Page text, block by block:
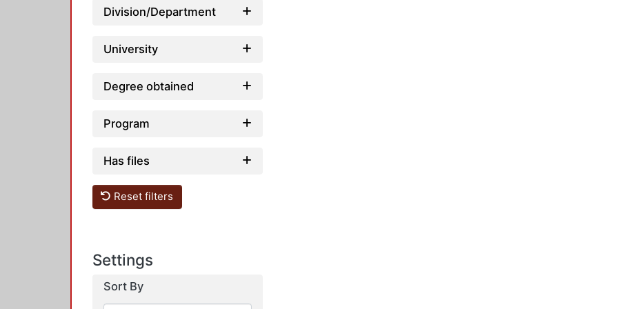
Division/Department
University
Degree obtained
Program
Has files
Reset filters
Settings
Sort By